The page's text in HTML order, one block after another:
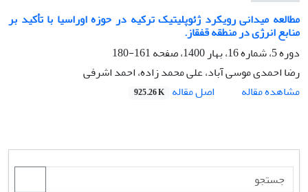
مطالعه میدانی رویکرد ژئوپلیتیک ترکیه در حوزه اوراسیا با تأکید بر
منابع انرژی در منطقه قفقاز.
دوره 5، شماره 16، بهار 1400، صفحه
161-180
رضا احمدی موسی آباد، علی محمد زاده، احمد اشرفی
مشاهده مقاله
اصل مقاله 925.26 K